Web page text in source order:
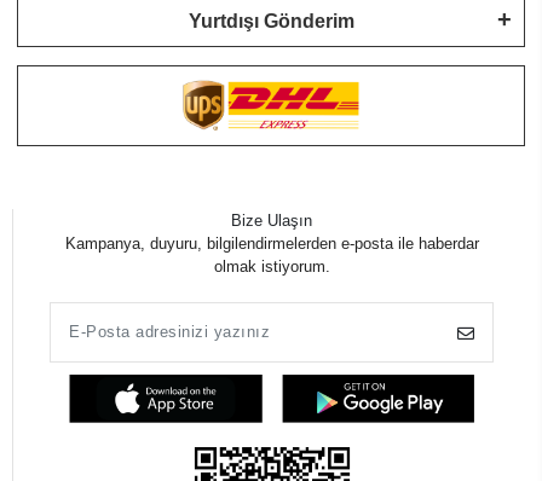
Yurtdışı Gönderim
Bize Ulaşın
Kampanya, duyuru, bilgilendirmelerden e-posta ile haberdar
olmak istiyorum.